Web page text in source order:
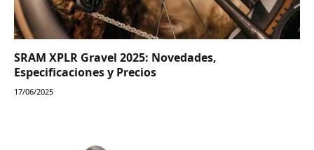
SRAM XPLR Gravel 2025: Novedades,
Especificaciones y Precios
17/06/2025